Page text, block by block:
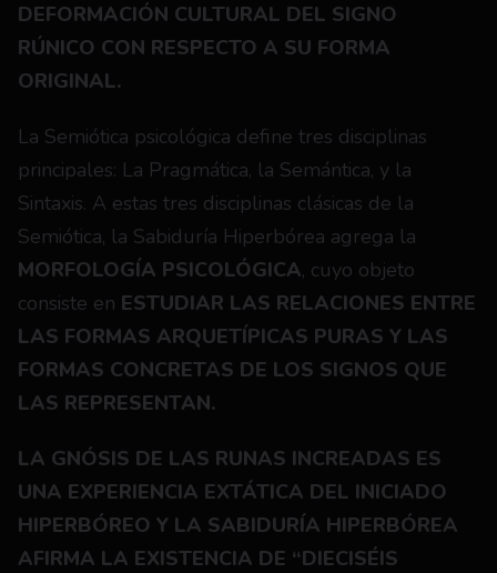
DEFORMACIÓN CULTURAL DEL SIGNO
RÚNICO CON RESPECTO A SU FORMA
ORIGINAL.
La Semiótica psicológica define tres disciplinas
principales: La Pragmática, la Semántica, y la
Sintaxis. A estas tres disciplinas clásicas de la
MORFOLOGÍA PSICOLÓGICA, cuyo objeto
consiste en ESTUDIAR LAS RELACIONES ENTRE
LAS FORMAS ARQUETÍPICAS PURAS Y LAS
FORMAS CONCRETAS DE LOS SIGNOS QUE
LAS REPRESENTAN.
LA GNÓSIS DE LAS RUNAS INCREADAS ES
UNA EXPERIENCIA EXTÁTICA DEL INICIADO
HIPERBÓREO Y LA SABIDURÍA HIPERBÓREA
AFIRMA LA EXISTENCIA DE “DIECISÉIS